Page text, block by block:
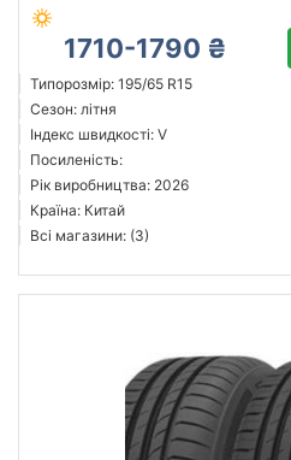
1710-1790 ₴
Типорозмір: 195/65 R15
Сезон: літня
Індекс швидкості: V
Посиленість:
Рік виробництва: 2026
Країна: Китай
Всі магазини: (3)